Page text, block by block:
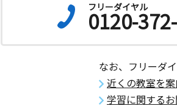
フリーダイヤル
0120-
なお、フリーダ
近くの教室を
学習に関する